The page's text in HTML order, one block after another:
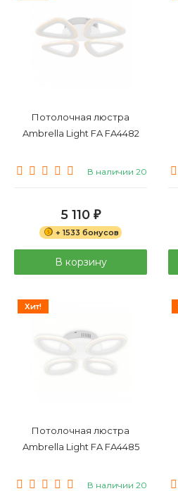
Потолочная люстра
Ambrella Light FA FA4482
В наличии 20
5 110 ₽
+ 1533 бонусов
В корзину
Хит!
Потолочная люстра
Ambrella Light FA FA4485
В наличии 20